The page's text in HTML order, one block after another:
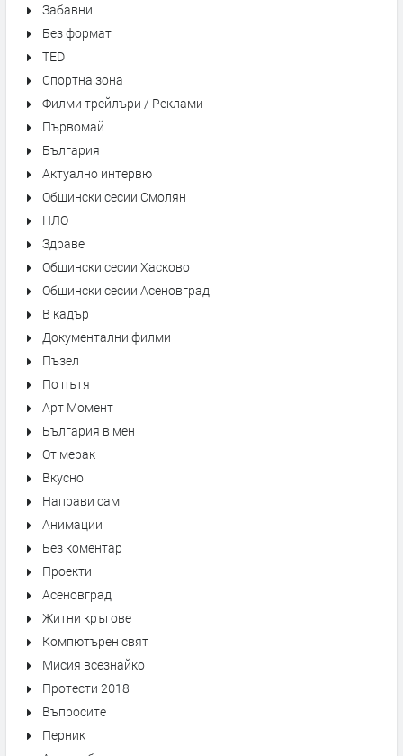
Забавни
Без формат
TED
Спортна зона
Филми трейлъри / Реклами
Първомай
България
Актуално интервю
Общински сесии Смолян
НЛО
Здраве
Общински сесии Хасково
Общински сесии Асеновград
В кадър
Документални филми
Пъзел
По пътя
Арт Момент
България в мен
От мерак
Вкусно
Направи сам
Анимации
Без коментар
Проекти
Асеновград
Житни кръгове
Компютърен свят
Мисия всезнайко
Протести 2018
Въпросите
Перник